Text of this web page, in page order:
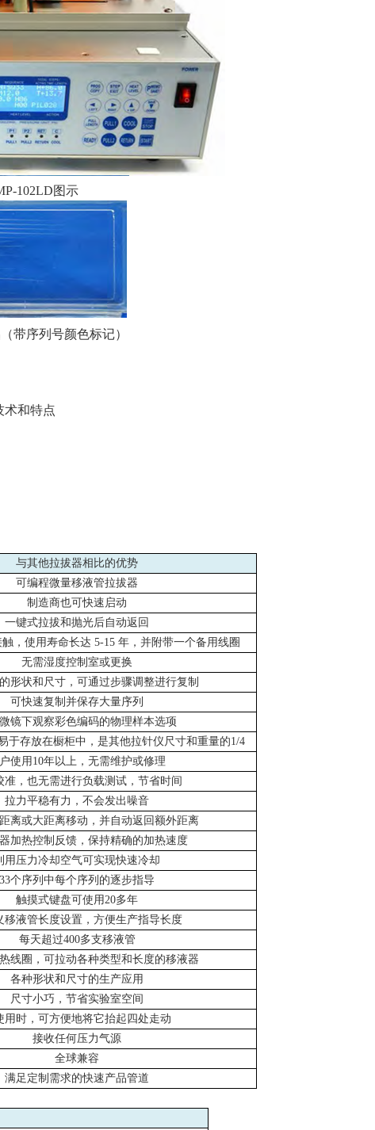
102LD图示
带序列号颜色标记）
术和特点
与其他拉拔器相比的优势
可编程微量移液管拉拔器
制造商也可快速启动
一键式拉拔和抛光后自动返回
，使用寿命长达 5-15 年，并附带一个备用线圈
无需湿度控制室或更换
形状和尺寸，可通过步骤调整进行复制
可快速复制并保存大量序列
镜下观察彩色编码的物理样本选项
于存放在橱柜中，是其他拉针仪尺寸和重量的1/4
使用 10年以上，无需维护或修理
准，也无需进行负载测试，节省时间
拉力平稳有力，不会发出噪音
离或大距离移动，并自动返回额外距离
加热控制反馈，保持精确的加热速度
用压力冷却空气可实现快速冷却
33个序列中每个序列的逐步指导
触摸式键盘可使用 20多年
移液管长度设置，方便生产指导长度
每天超过400多支移液管
线圈，可拉动各种类型和长度的移液器
各种形状和尺寸的生产应用
尺寸小巧，节省实验室空间
用时，可方便地将它抬起四处走动
接收任何压力气源
全球兼容
满足定制需求的快速产品管道